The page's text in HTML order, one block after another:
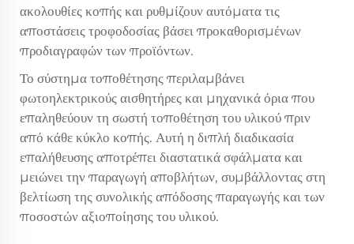
ακολουθίες κοπής και ρυθμίζουν αυτόματα τις
αποστάσεις τροφοδοσίας βάσει προκαθορισμένων
προδιαγραφών των προϊόντων.
Το σύστημα τοποθέτησης περιλαμβάνει
φωτοηλεκτρικούς αισθητήρες και μηχανικά όρια που
επαληθεύουν τη σωστή τοποθέτηση του υλικού πριν
από κάθε κύκλο κοπής. Αυτή η διπλή διαδικασία
επαλήθευσης αποτρέπει διαστατικά σφάλματα και
μειώνει την παραγωγή αποβλήτων, συμβάλλοντας στη
βελτίωση της συνολικής απόδοσης παραγωγής και των
ποσοστών αξιοποίησης του υλικού.